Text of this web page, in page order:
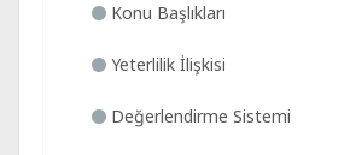
Konu Başlıkları
Yeterlilik İlişkisi
Değerlendirme Sistemi